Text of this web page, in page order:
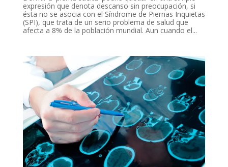
expresión que denota descanso sin preocupación, si
ésta no se asocia con el Síndrome de Piernas Inquietas
(SPI), que trata de un serio problema de salud que
afecta a 8% de la población mundial. Aun cuando el...